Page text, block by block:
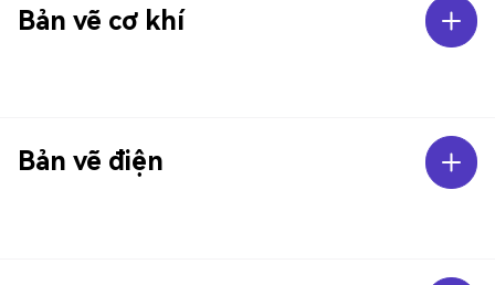
Bản vẽ cơ khí
Bản vẽ điện